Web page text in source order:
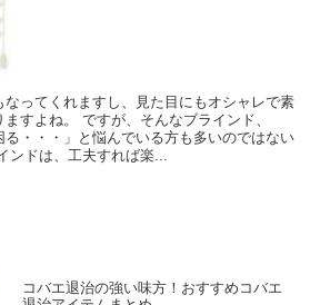
なってくれますし、見た目にもオシャレで素
すよね。 ですが、そんなブラインド、
る・・・」と悩んでいる方も多いのではない
ンドは、工夫すれば楽...
コバエ退治の強い味方！おすすめコバエ